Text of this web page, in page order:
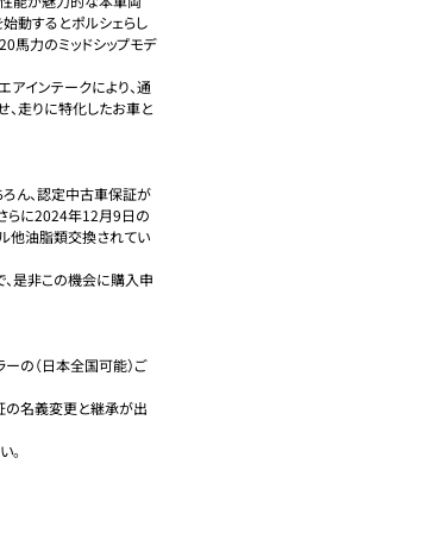
動するとポルシェらし
馬力のミッドシップモデ
アインテークにより、通
走りに特化したお車と
ん、認定中古車保証が
らに2024年12月9日の
ル他油脂類交換されてい
是非この機会に購入申
の（日本全国可能）ご
の名義変更と継承が出
。